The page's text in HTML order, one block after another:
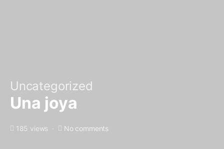
Uncategorized
Una joya
185 views No comments